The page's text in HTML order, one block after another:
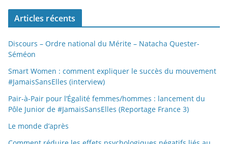
Articles récents
Discours – Ordre national du Mérite – Natacha Quester-
Séméon
Smart Women : comment expliquer le succès du mouvement
#JamaisSansElles (interview)
Pair-à-Pair pour l’Égalité femmes/hommes : lancement du
Pôle Junior de #JamaisSansElles (Reportage France 3)
Le monde d’après